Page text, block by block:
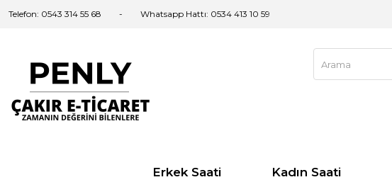
Telefon: 0543 314 55 68 Whatsapp Hattı: 0534 413 10 59
Erkek Saati Kadın Saati